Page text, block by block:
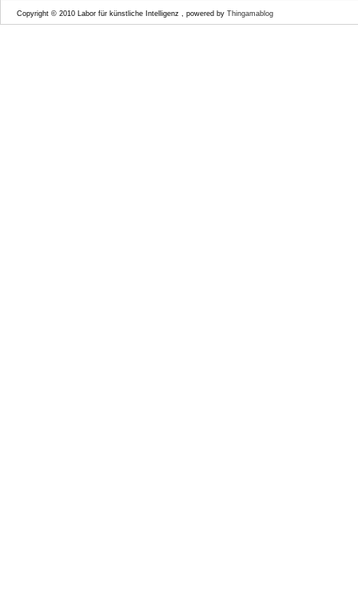
Copyright © 2010 Labor für künstliche Intelligenz , powered by Thingamablog